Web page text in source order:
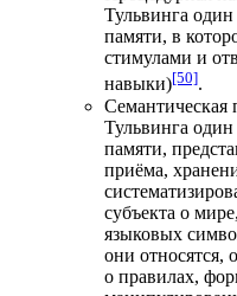
Тульвинга один
памяти, в
стимулами и
навыки)[50].
Тульвинга
памяти,
приёма,
субъекта о
языковых
они относятся,
о правилах,